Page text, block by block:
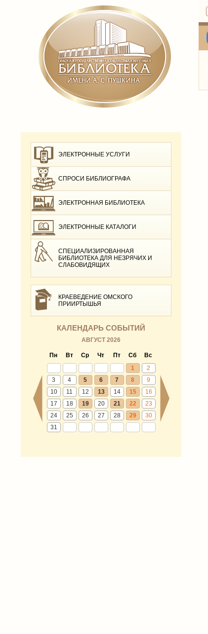
ЭЛЕКТРОННЫЕ УСЛУГИ
СПРОСИ БИБЛИОГРАФА
ЭЛЕКТРОННАЯ БИБЛИОТЕКА
ЭЛЕКТРОННЫЕ КАТАЛОГИ
СПЕЦИАЛИЗИРОВАННАЯ
БИБЛИОТЕКА ДЛЯ НЕЗРЯЧИХ И
СЛАБОВИДЯЩИХ
КРАЕВЕДЕНИЕ ОМСКОГО
ПРИИРТЫШЬЯ
КАЛЕНДАРЬ СОБЫТИЙ
АВГУСТ 2026
Пн Вт Ср Чт Пт Сб
Вс
1
2
3
4 5 6 7 8
9
10
11 12 13 14 15
16
17
18 19 20 21 22
23
24
25 26 27 28 29
30
31